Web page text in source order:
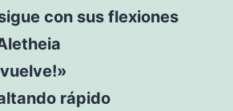
con sus flexiones
rápido